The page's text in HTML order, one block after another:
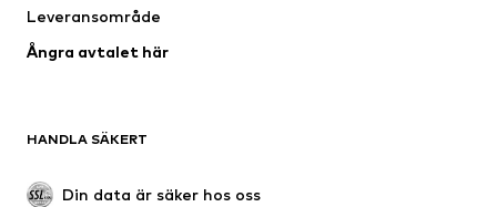
Tillfällen
Upcycling
Nytt
Boots & stövlar
Leveransområde
Ångra avtalet här
HANDLA SÄKERT
Din data är säker hos oss